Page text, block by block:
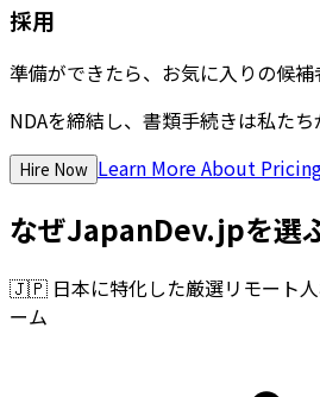
採用
準備ができたら、お気に入りの候補
NDAを締結し、書類手続きは私たち
Hire Now Learn More About
なぜJapanDev.jpを選
🇯🇵 日本に特化した厳選リモート
ーム